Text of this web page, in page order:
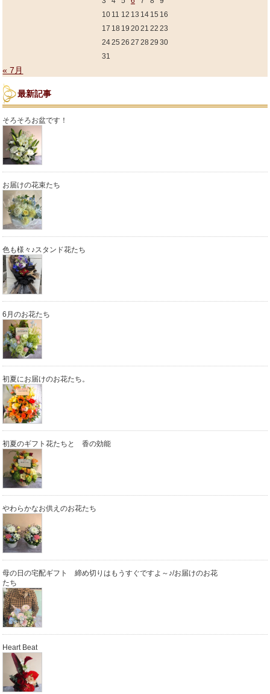
10 11 12 13 14 15 16
17 18 19 2021 22 23
2425 26 27 28 29 30
31
« 7月
最新記事
そろそろお盆です！
お届けの花束たち
色も様々♪スタンド花たち
6月のお花たち
初夏にお届けのお花たち。
初夏のギフト花たちと 香の効能
やわらかなお供えのお花たち
母の日の宅配ギフト 締め切りはもうすぐですよ～♪/お届けのお花
たち
Heart Beat